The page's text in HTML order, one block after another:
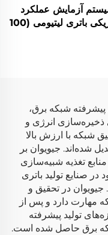
آزمایش عملکرد
الکتریکی باتری لیتیومی (100
شبکه برق،
ذخیره‌سازی انرژی و
شبکه با ارزش بالا
شده‌اند. جیویوان بر
تغذیه شبیه‌سازی
صنایع تولید باتری
در تحقیق و
مهارت دارد و پس از
تولید پیشرفته
برق حاصل شده است.